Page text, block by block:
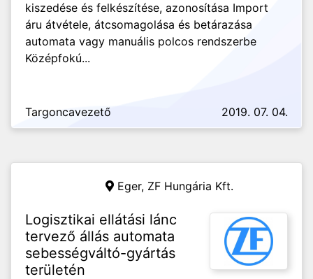
kiszedése és felkészítése, azonosítása Import
áru átvétele, átcsomagolása és betárazása
automata vagy manuális polcos rendszerbe
Középfokú...
Targoncavezető 2019. 07. 04.
Eger, ZF Hungária Kft.
Logisztikai ellátási lánc
tervező állás automata
sebességváltó-gyártás
területén